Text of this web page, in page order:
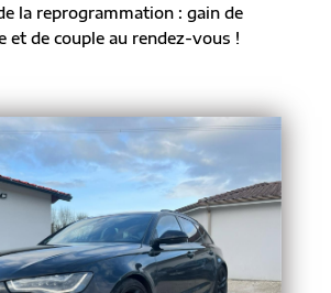
la reprogrammation : gain de
et de couple au rendez-vous !